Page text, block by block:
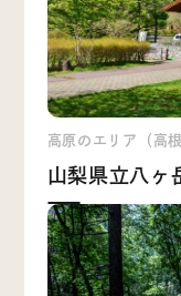
高原のエリア（高
山梨県立八ヶ